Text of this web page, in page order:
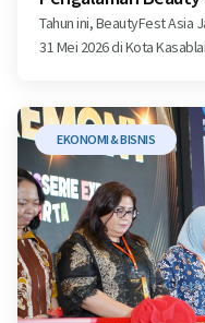
Tahun ini, BeautyFest Asia
31 Mei 2026 di Kota
EKONOMI & BISNIS